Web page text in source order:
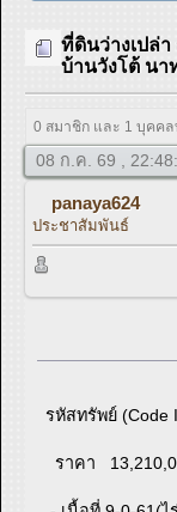
ที่ดินว่างเปล่
บ้านวังโต้ นา
0 สมาชิก และ 1 บุคค
08 ก.ค. 69 ,
panaya624
ประชาสัมพันธ์
รหัสทรัพย์ (Code
ราคา